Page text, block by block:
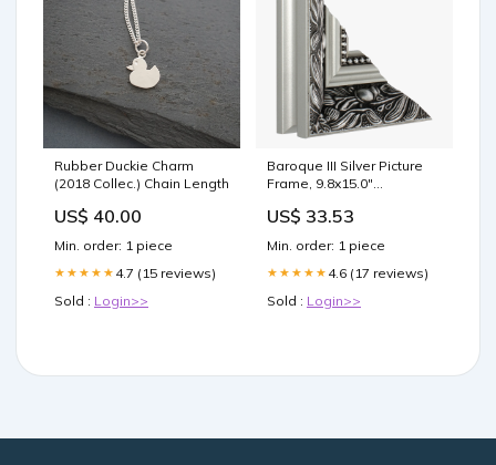
Rubber Duckie Charm
(2018 Collec.) Chain Length
US$ 40.00
Min. order: 1 piece
★★★★★ 4.7 (15 reviews)
Sold : Login>>
Baroque III Silver Picture
Frame, 9.8x15.0"
US$ 33.53
Min. order: 1 piece
★★★★★ 4.6 (17 reviews)
Sold : Login>>